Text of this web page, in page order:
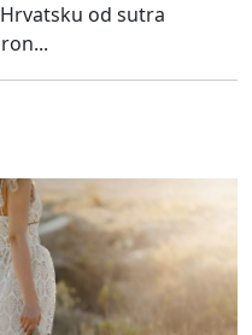
od sutra